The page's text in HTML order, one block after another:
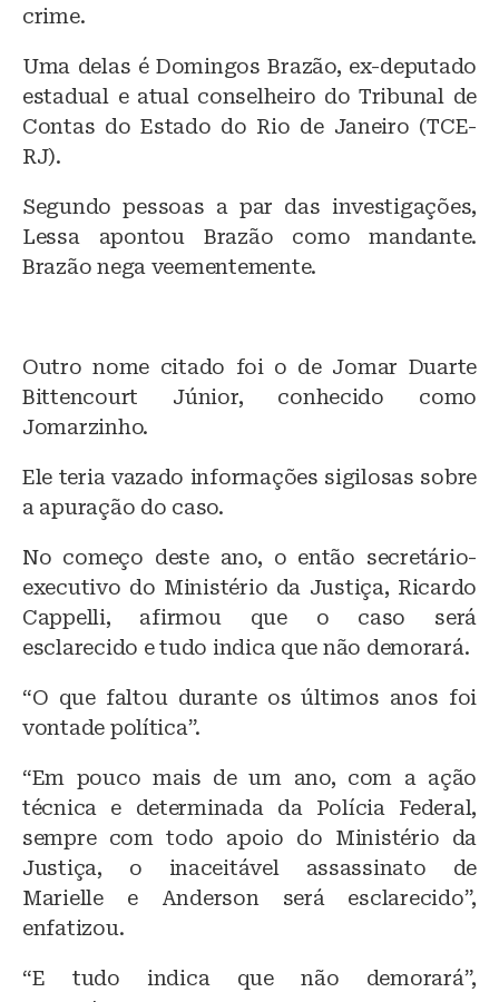
crime.
Uma delas é Domingos Brazão, ex-deputado
estadual e atual conselheiro do Tribunal de
Contas do Estado do Rio de Janeiro (TCE-
RJ).
Segundo pessoas a par das investigações,
Lessa apontou Brazão como mandante.
Brazão nega veementemente.
Outro nome citado foi o de Jomar Duarte
Bittencourt Júnior, conhecido como
Jomarzinho.
Ele teria vazado informações sigilosas sobre
a apuração do caso.
No começo deste ano, o então secretário-
executivo do Ministério da Justiça, Ricardo
Cappelli, afirmou que o caso será
esclarecido e tudo indica que não demorará.
“O que faltou durante os últimos anos foi
vontade política”.
“Em pouco mais de um ano, com a ação
técnica e determinada da Polícia Federal,
sempre com todo apoio do Ministério da
Justiça, o inaceitável assassinato de
Marielle e Anderson será esclarecido”,
enfatizou.
“E tudo indica que não demorará”,